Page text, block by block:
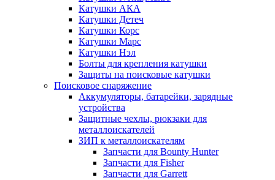
Катушки АКА
Катушки Детеч
Катушки Корс
Катушки Марс
Катушки Нэл
Болты для крепления катушки
Защиты на поисковые катушки
Поисковое снаряжение
Аккумуляторы, батарейки, зарядные
устройства
Защитные чехлы, рюкзаки для
металлоискателей
ЗИП к металлоискателям
Запчасти для Bounty Hunter
Запчасти для Fisher
Запчасти для Garrett